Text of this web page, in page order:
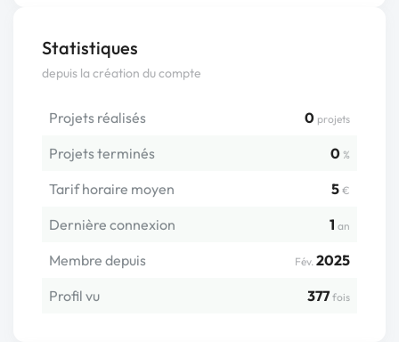
Statistiques
depuis la création du compte
Projets réalisés 0 projets
Projets terminés 0 %
Tarif horaire moyen 5 €
Dernière connexion 1 an
Membre depuis Fév. 2025
Profil vu
377 fois